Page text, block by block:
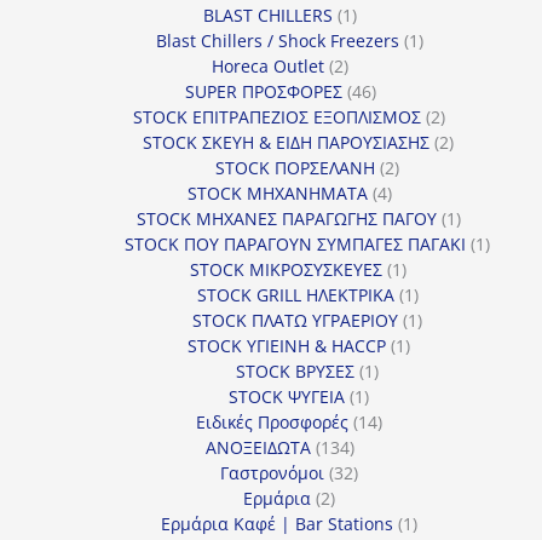
BLAST CHILLERS 11
προϊόν
Blast Chillers / Shock Freezers 11
Horeca Outlet 22
προϊόντα
SUPER ΠΡΟΣΦΟΡΕΣ 4646
προϊόντα
STOCK ΕΠΙΤΡΑΠΕΖΙΟΣ ΕΞΟΠΛΙΣΜΟΣ 22
προϊόντα
STOCK ΣΚΕΥΗ & ΕΙΔΗ ΠΑΡΟΥΣΙΑΣΗΣ 22
STOCK ΠΟΡΣΕΛΑΝΗ 22
STOCK ΜΗΧΑΝΗΜΑΤΑ 44
προϊόντα
STOCK ΜΗΧΑΝΕΣ ΠΑΡΑΓΩΓΗΣ ΠΑΓΟΥ 11
προϊόν
STOCK ΠΟΥ ΠΑΡΑΓΟΥΝ ΣΥΜΠΑΓΕΣ ΠΑΓΑΚΙ 11
STOCK ΜΙΚΡΟΣΥΣΚΕΥΕΣ 11
προϊόν
STOCK GRILL ΗΛΕΚΤΡΙΚΑ 11
προϊόν
STOCK ΠΛΑΤΩ ΥΓΡΑΕΡΙΟΥ 11
STOCK ΥΓΙΕΙΝΗ & HACCP 11
STOCK ΒΡΥΣΕΣ 11
STOCK ΨΥΓΕΙΑ 11
προϊόν
Ειδικές Προσφορές 1414
ΑΝΟΞΕΙΔΩΤΑ 134134
προϊόντα
Γαστρονόμοι 3232
Ερμάρια 22
προϊόντα
Ερμάρια Καφέ | Bar Stations 11